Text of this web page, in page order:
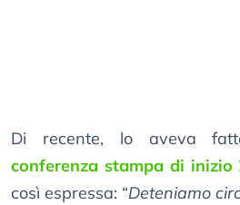
Di recente, lo aveva
conferenza stampa di inizio
così espressa: “Deteniamo